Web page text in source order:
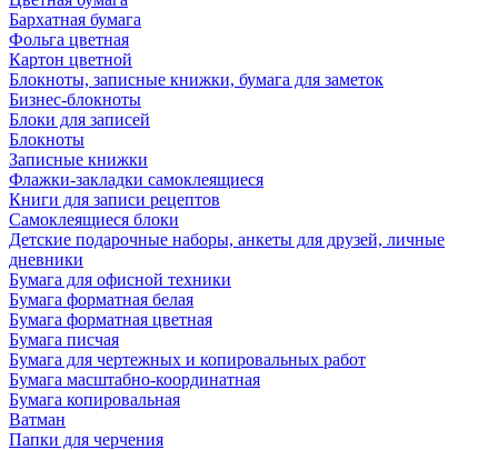
Бархатная бумага
Фольга цветная
Картон цветной
Блокноты, записные книжки, бумага для заметок
Бизнес-блокноты
Блоки для записей
Блокноты
Записные книжки
Флажки-закладки самоклеящиеся
Книги для записи рецептов
Самоклеящиеся блоки
Детские подарочные наборы, анкеты для друзей, личные
дневники
Бумага для офисной техники
Бумага форматная белая
Бумага форматная цветная
Бумага писчая
Бумага для чертежных и копировальных работ
Бумага масштабно-координатная
Бумага копировальная
Ватман
Папки для черчения